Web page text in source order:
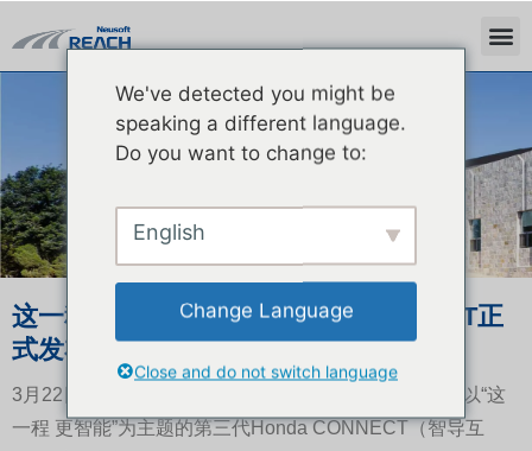
ニュース
这一程 更智能 第三代Honda CONNECT正
式发布
3月22日，本田技研工业（中国）投资有限公司举办了以“这
一程 更智能”为主题的第三代Honda CONNECT（智导互
We've detected you might be
speaking a different language.
Do you want to change to:
English
Change Language
Close and do not switch language